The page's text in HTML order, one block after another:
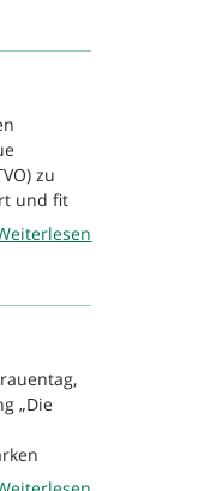
zu
und fit
„Die